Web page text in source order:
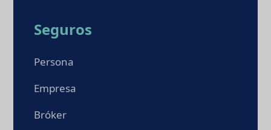
Seguros
Persona
Empresa
Bróker